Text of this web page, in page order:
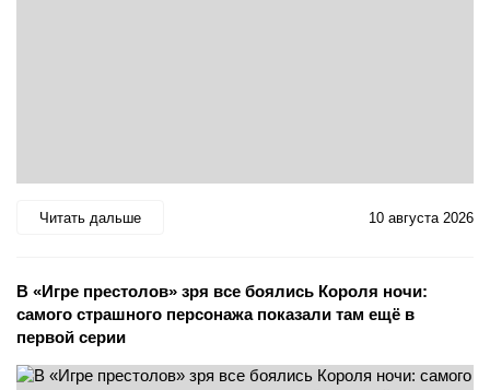
Читать дальше 10 августа 2026
В «Игре престолов» зря все боялись Короля ночи:
самого страшного персонажа показали там ещё в
первой серии